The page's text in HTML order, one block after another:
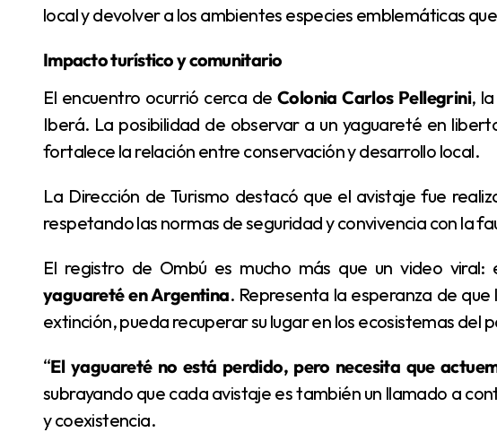
local y devolver a los ambientes especies emblemáticas
Impacto turístico y comunitario
El encuentro ocurrió cerca de Colonia Carlos Pellegrini,
Iberá. La posibilidad de observar a un yaguareté en
fortalece la relación entre conservación y desarrollo local.
La Dirección de Turismo destacó que el avistaje fue realizado con cautela y desde la distancia,
respetando las normas de seguridad y convivencia con la
El registro de Ombú es mucho más que un video viral:
yaguareté en Argentina. Representa la esperanza de
extinción, pueda recuperar su lugar en los ecosistemas del
“ El yaguareté no está perdido, pero necesita que
subrayando que cada avistaje es también un llamado a
y coexistencia.